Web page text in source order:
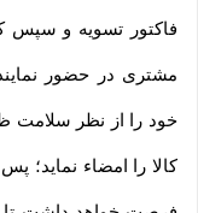
فاکتور تسویه و سپس
مشتری در حضور
خود را از نظر